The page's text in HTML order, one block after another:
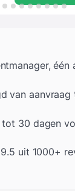
één
van aanvraag
tot 30 dagen
uit 1000+